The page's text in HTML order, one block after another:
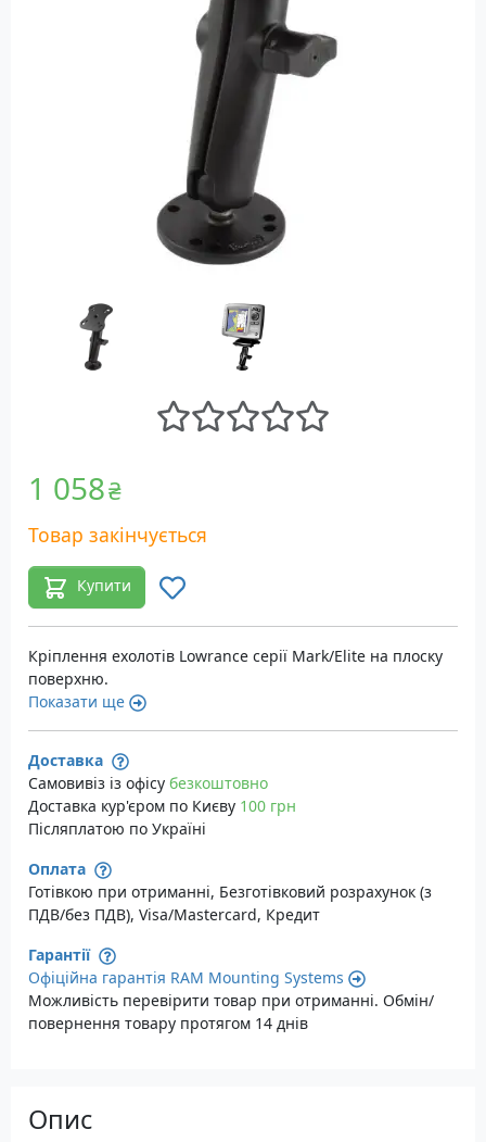
1 058₴
Товар закінчується
Купити
Кріплення ехолотів Lowrance серії Mark/Elite на плоску
поверхню.
Показати ще
Доставка
Самовивіз із офісу безкоштовно
Доставка кур'єром по Києву 100 грн
Післяплатою по Україні
Оплата
Готівкою при отриманні, Безготівковий розрахунок (з
ПДВ/без ПДВ), Visa/Mastercard, Кредит
Гарантії
Офіційна гарантія RAM Mounting Systems
Можливість перевірити товар при отриманні. Обмін/
повернення товару протягом 14 днів
Опис